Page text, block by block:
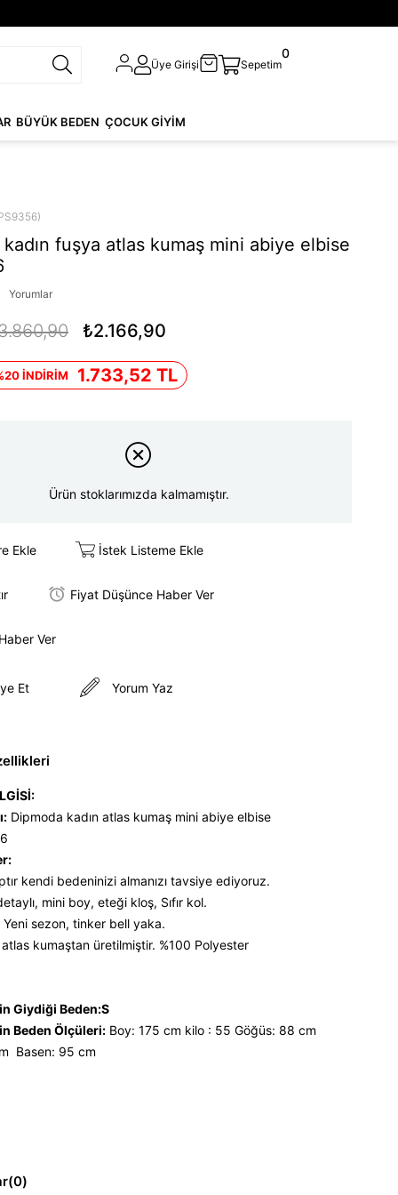
Üye Girişi Sepetim
0
BÜYÜK BEDEN ÇOCUK GİYİM
fuşya atlas kumaş mini abiye elbise
Yorumlar
₺2.166,90
İNDİRİM 1.733,52 TL
Ürün stoklarımızda kalmamıştır.
Ekle İstek Listeme Ekle
Fiyat Düşünce Haber Ver
Ver
Et Yorum Yaz
Dipmoda kadın atlas kumaş mini abiye elbise
kendi bedeninizi almanızı tavsiye ediyoruz.
mini boy, eteği kloş, Sıfır kol.
Yeni sezon, tinker bell yaka.
kumaştan üretilmiştir. %100 Polyester
Giydiği Beden:S
Beden Ölçüleri: Boy: 175 cm kilo : 55 Göğüs: 88 cm
Basen: 95 cm
(0)